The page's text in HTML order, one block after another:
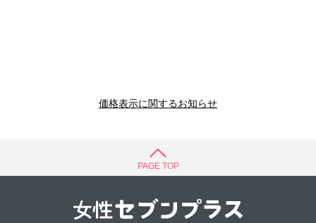
価格表示に関するお知らせ
PAGE TOP